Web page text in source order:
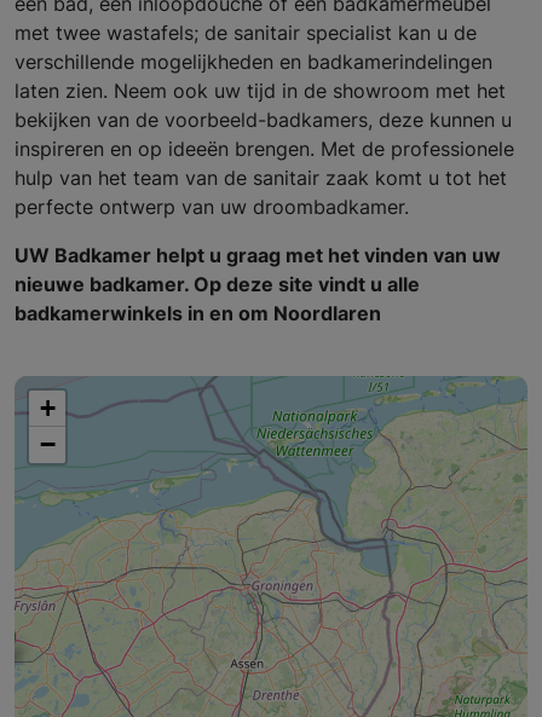
met twee wastafels; de sanitair specialist kan u de
verschillende mogelijkheden en badkamerindelingen
laten zien. Neem ook uw tijd in de showroom met het
bekijken van de voorbeeld-badkamers, deze kunnen u
inspireren en op ideeën brengen. Met de professionele
hulp van het team van de sanitair zaak komt u tot het
perfecte ontwerp van uw droombadkamer.
UW Badkamer helpt u graag met het vinden van uw
nieuwe badkamer. Op deze site vindt u alle
badkamerwinkels in en om Noordlaren
+
−